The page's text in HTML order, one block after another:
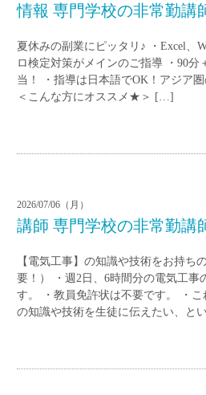
情報 専門学校の非常勤講
夏休みの副業にピッタリ♪ ・Excel、
ロ検定対策がメインのご指導 ・90分
当！ ・指導は日本語でOK！アジア
＜こんな方にオススメ★＞ […]
2026/07/06（月）
講師 専門学校の非常勤講
【電気工事】の知識や技術をお持ち
要！） ・週2日、6時間分の電気工事
す。 ・教員免許状は不要です。 ・
の知識や技術を生徒に伝えたい、と